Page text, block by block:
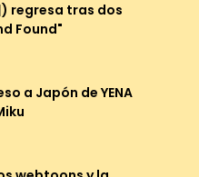
) regresa tras dos
Found"
a Japón de YENA